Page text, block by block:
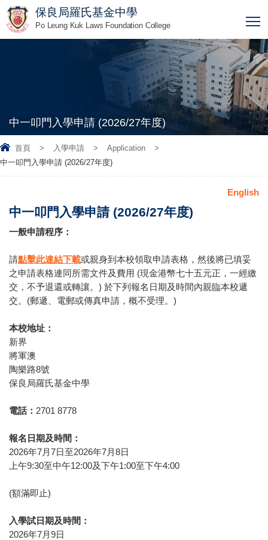
保良局羅氏基金中學
Po Leung Kuk Laws Foundation College
中一叩門入學申請 (2026/27年度)
首頁 > 入學申請 > Application
>
中一叩門入學申請 (2026/27年度)
English
中一叩門入學申請 (2026/27年度)
一般申請程序：
請點擊此連結下載或親身到本校領取申請表格，然後將已填妥
之申請表格連同所需文件及費用 (現金港幣七十五元正，一經繳
交，不予退還或轉讓。) 於下列報名日期及時間內親臨本校遞
交。(郵遞、電郵或傳真申請，概不受理。)
本校地址：
新界
將軍澳
陶樂路8號
保良局羅氏基金中學
電話： 2701 8778
報名日期及時間：
2026年7月7日至2026年7月8日
上午9:30至中午12:00及下午1:00至下午4:00
(額滿即止)
入學試日期及時間：
2026年7月9日